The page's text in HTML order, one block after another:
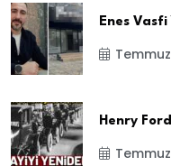
Enes
Henry